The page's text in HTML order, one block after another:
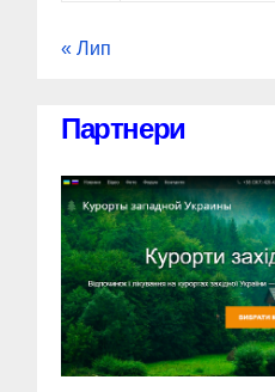
« Лип
Партнери